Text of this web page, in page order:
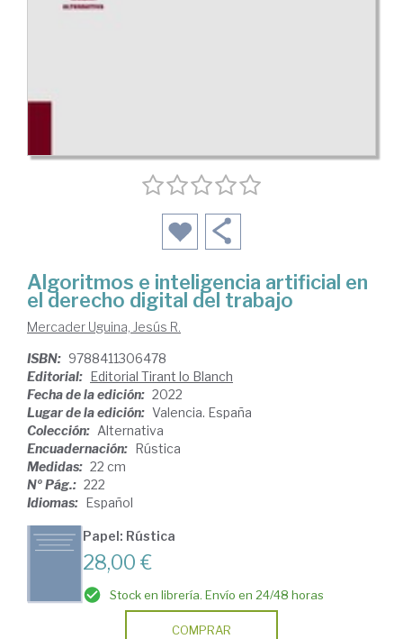
Algoritmos e inteligencia artificial en
el derecho digital del trabajo
Mercader Uguina, Jesús R.
ISBN: 9788411306478
Editorial: Editorial Tirant lo Blanch
Fecha de la edición: 2022
Lugar de la edición: Valencia. España
Colección: Alternativa
Encuadernación: Rústica
Medidas: 22 cm
Nº Pág.: 222
Idiomas: Español
Papel: Rústica
28,00 €
Stock en librería. Envío en 24/48 horas
COMPRAR